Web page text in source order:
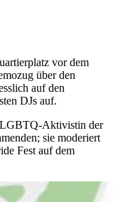
vor dem
über den
auf den
DJs auf.
LGBTQ-Aktivistin der
sie moderiert
Fest auf dem